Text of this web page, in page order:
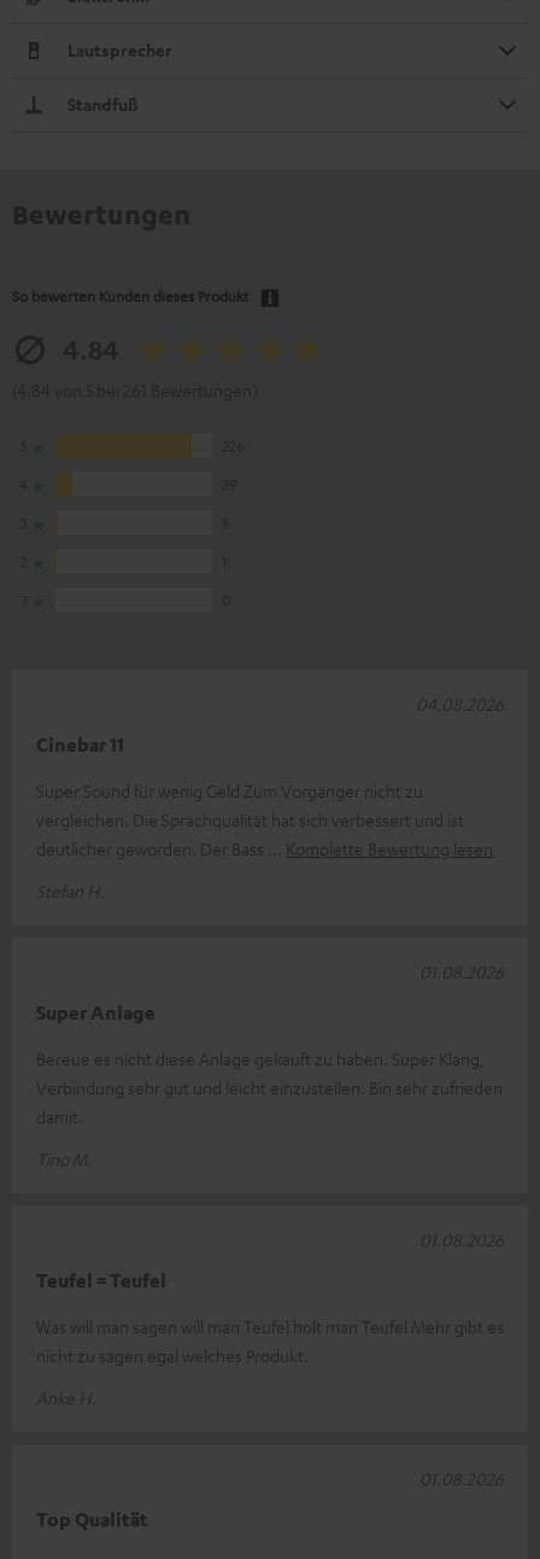
Lautsprecher
Standfuß
So bewerten Kunden dieses Produkt
Cinebar 11
Super Sound für wenig Geld Zum Vorgänger nicht zu
vergleichen. Die Sprachqualität hat sich verbessert und ist
deutlicher geworden. Der Bass
Komplette Bewertung lesen
Stefan H.
04.08.2026
Super Anlage
Bereue es nicht diese Anlage gekauft zu haben. Super Klang,
Verbindung sehr gut und leicht einzustellen. Bin sehr zufrieden
damit.
Tino M.
01.08.2026
Teufel = Teufel
Was will man sagen will man Teufel holt man Teufel Mehr gibt es
nicht zu sagen egal welches Produkt.
Anke H.
01.08.2026
Top Qualität
01.08.2026